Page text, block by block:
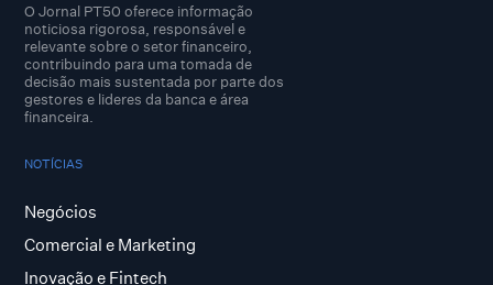
O Jornal PT50 oferece informação
noticiosa rigorosa, responsável e
relevante sobre o setor financeiro,
contribuindo para uma tomada de
decisão mais sustentada por parte dos
gestores e lideres da banca e área
financeira.
NOTÍCIAS
Negócios
Comercial e Marketing
Inovação e Fintech